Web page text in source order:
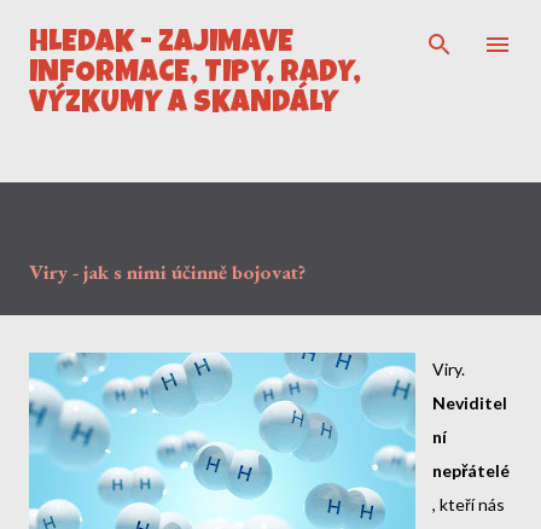
Přeskočit na hlavní obsah
HLEDÁK - ZAJÍMAVÉ
INFORMACE, TIPY, RADY,
VÝZKUMY A SKANDÁLY
Viry - jak s nimi účinně bojovat?
Viry.
Neviditel
ní
nepřátelé
, kteří nás